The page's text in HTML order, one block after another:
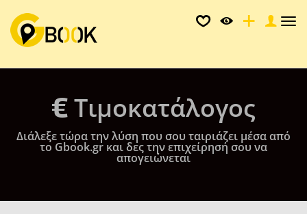
Τιμοκατάλογος
Διάλεξε τώρα την λύση που σου ταιριάζει μέσα από
το Gbook.gr και δες την επιχείρησή σου να
απογειώνεται